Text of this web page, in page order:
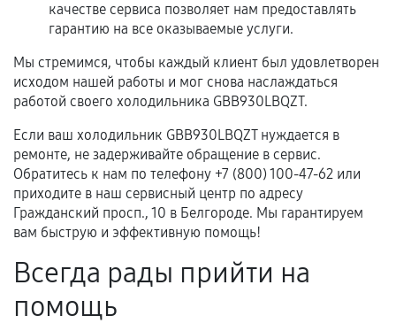
качестве сервиса позволяет нам предоставлять
гарантию на все оказываемые услуги.
Мы стремимся, чтобы каждый клиент был удовлетворен
исходом нашей работы и мог снова наслаждаться
работой своего холодильника GBB930LBQZT.
Если ваш холодильник GBB930LBQZT нуждается в
ремонте, не задерживайте обращение в сервис.
Обратитесь к нам по телефону +7 (800) 100-47-62 или
приходите в наш сервисный центр по адресу
Гражданский просп., 10 в Белгороде. Мы гарантируем
вам быструю и эффективную помощь!
Всегда рады прийти на
помощь